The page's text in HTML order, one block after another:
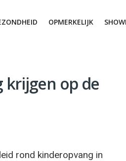
OPMERKELIJK
krijgen op de
rond kinderopvang in